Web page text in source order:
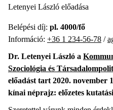
Letenyei László előadása
Belépési díj: pl. 4000/fő
Információ: +36 1 234-56-78 /
Dr. Letenyei László a
Szociológia és
előadást tart 2020. november
kínai néprajz: előzetes